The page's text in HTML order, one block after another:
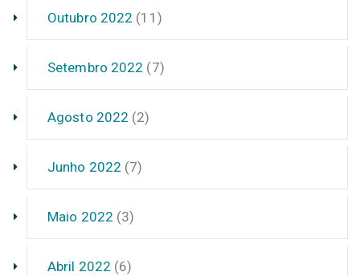
Outubro 2022 (11)
Setembro 2022 (7)
Agosto 2022 (2)
Junho 2022 (7)
Maio 2022 (3)
Abril 2022 (6)